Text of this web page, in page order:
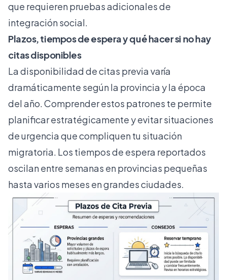
que requieren pruebas adicionales de
integración social.
Plazos, tiempos de espera y qué hacer si no hay
citas disponibles
La disponibilidad de citas previa varía
dramáticamente según la provincia y la época
del año. Comprender estos patrones te permite
planificar estratégicamente y evitar situaciones
de urgencia que compliquen tu situación
migratoria. Los tiempos de espera reportados
oscilan entre semanas en provincias pequeñas
hasta varios meses en grandes ciudades.